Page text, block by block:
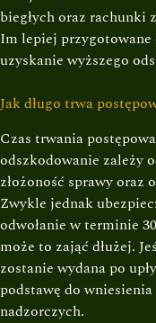
biegłych oraz rachunki
Im lepiej przygotowane
uzyskanie wyższego
Jak długo trwa
Czas trwania
odszkodowanie zależy
złożoność sprawy oraz
Zwykle jednak
odwołanie w terminie
może to zająć dłużej.
zostanie wydana po
podstawę do
nadzorczych.